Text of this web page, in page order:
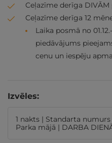
Ceļazīme derīga DIVĀM
Ceļazīme derīga 12
Laika posmā no
piedāvājums
cenu un iespēju
Izvēles:
1 nakts | Standarta numurs
Parka mājā | DARBA